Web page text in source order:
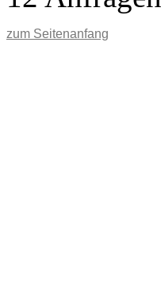
zum Seitenanfang